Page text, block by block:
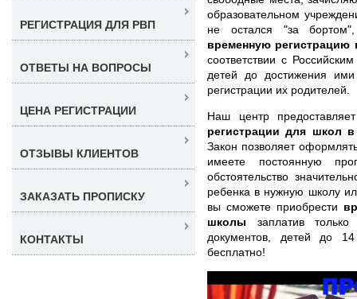
образовательном
не остался "за
временную регистрацию
соответствии с
детей до достижения ими
регистрации их родителей.
Наш центр
регистрации для школ
Закон позволяет
имеете постоянную
обстоятельство
ребенка в нужную школу
вы сможете приобрести
школы заплатив
документов, детей до
бесплатно!
РЕГИСТРАЦИЯ ДЛЯ РВП
ОТВЕТЫ НА ВОПРОСЫ
ЦЕНА РЕГИСТРАЦИИ
ОТЗЫВЫ КЛИЕНТОВ
ЗАКАЗАТЬ ПРОПИСКУ
КОНТАКТЫ